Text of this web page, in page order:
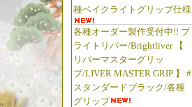
種ベイクライトグリップ仕様
各種オーダー製作受付中!! ブ
ライトリバー/Brightliver 【
リバーマスターグリッ
プ/LIVER MASTER GRIP 】 #
スタンダードブラック/各種
グリップ